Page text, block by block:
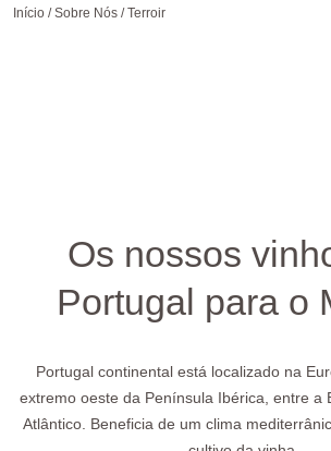
Início /Sobre Nós /Terroir
Os nossos
Portugal para o
Portugal continental está localizado na
extremo oeste da Península Ibérica, entre a
Atlântico. Beneficia de um clima